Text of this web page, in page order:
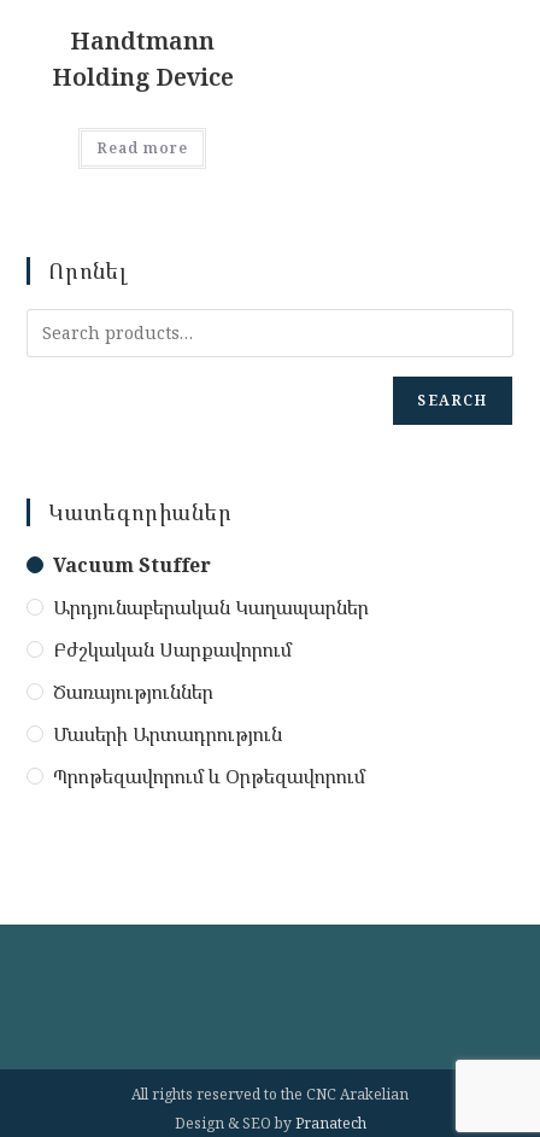
Handtmann
Holding Device
Read more
Որոնել
SEARCH
Կատեգորիաներ
Vacuum Stuffer
Արդյունաբերական Կաղապարներ
Բժշկական Սարքավորում
Ծառայություններ
Մասերի Արտադրություն
Պրոթեզավորում ԵՒ Օրթեզավորում
All rights reserved to the CNC Arakelian
Design & SEO byPranatech